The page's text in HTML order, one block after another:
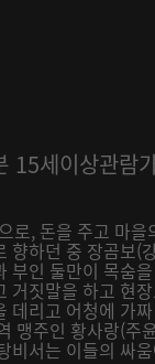
15세이상관람
로, 돈을 주고 마
향하던 중 장곰보(
부인 둘만이 목숨
거짓말을 하고 현
데리고 어청에 가
맹주인 황사랑(주
비서는 이들의 싸